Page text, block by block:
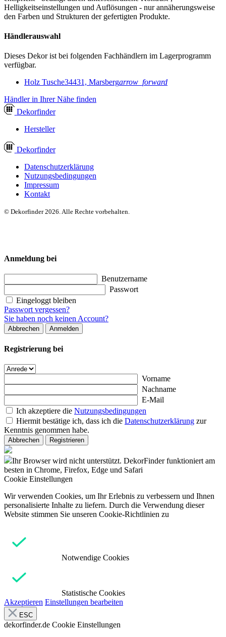
Helligkeitseinstellungen und Auflösungen - nur annäherungsweise
den Farben und Strukturen der gefertigten Produkte.
Händlerauswahl
Dieses Dekor ist bei folgenden Fachhändlern im Lagerprogramm
verfügbar.
Holz Tusche34431, Marsbergarrow_forward
Händler in Ihrer Nähe finden
Dekorfinder
Hersteller
Dekorfinder
Datenschutzerklärung
Nutzungsbedingungen
Impressum
Kontakt
© Dekorfinder 2026. Alle Rechte vorbehalten.
Anmeldung bei
Benutzername
Passwort
Eingeloggt bleiben
Passwort vergessen?
Sie haben noch keinen Account?
Abbrechen Anmelden
Registrierung bei
Vorname
Nachname
E-Mail
Ich akzeptiere die Nutzungsbedingungen
Hiermit bestätige ich, dass ich die Datenschutzerklärung zur
Kenntnis genommen habe.
Abbrechen Registrieren
Ihr Browser wird nicht unterstützt. DekorFinder funktioniert am
besten in Chrome, Firefox, Edge und Safari
Cookie Einstellungen
Wir verwenden Cookies, um Ihr Erlebnis zu verbessern und Ihnen
personalisierte Inhalte zu liefern. Durch die Verwendung dieser
Website stimmen Sie unseren Cookie-Richtlinien zu
Notwendige Cookies
Statistische Cookies
Akzeptieren Einstellungen bearbeiten
ESC
dekorfinder.de Cookie Einstellungen